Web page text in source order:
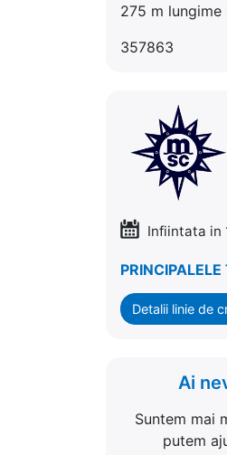
275 m
357863
Infiintata in
Detalii linie de
Ai
Suntem mai
putem